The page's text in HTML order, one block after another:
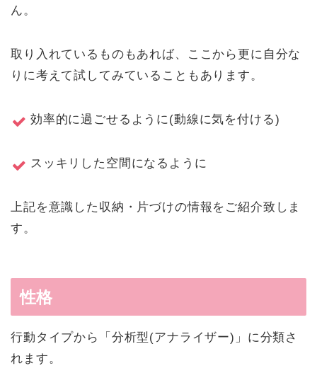
ん。
取り入れているものもあれば、ここから更に自分な
りに考えて試してみていることもあります。
効率的に過ごせるように(動線に気を付ける)
スッキリした空間になるように
上記を意識した収納・片づけの情報をご紹介致しま
す。
性格
行動タイプから「分析型(アナライザー)」に分類さ
れます。